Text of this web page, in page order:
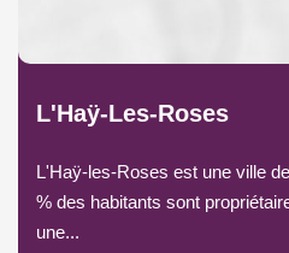
L'Haÿ-Les-Roses
L'Haÿ-les-Roses est une ville
% des habitants sont
une...